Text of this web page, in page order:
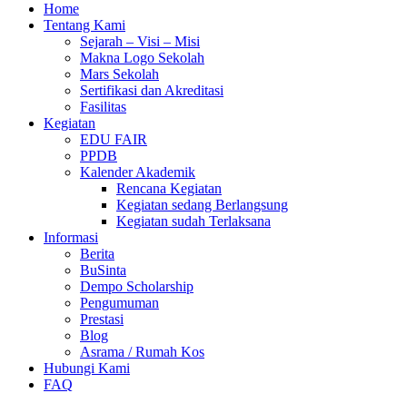
Home
Tentang Kami
Sejarah – Visi – Misi
Makna Logo Sekolah
Mars Sekolah
Sertifikasi dan Akreditasi
Fasilitas
Kegiatan
EDU FAIR
PPDB
Kalender Akademik
Rencana Kegiatan
Kegiatan sedang Berlangsung
Kegiatan sudah Terlaksana
Informasi
Berita
BuSinta
Dempo Scholarship
Pengumuman
Prestasi
Blog
Asrama / Rumah Kos
Hubungi Kami
FAQ